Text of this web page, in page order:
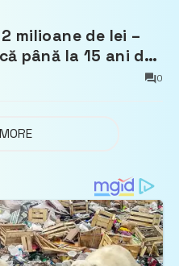
milioane de lei –
până la 15 ani de
0